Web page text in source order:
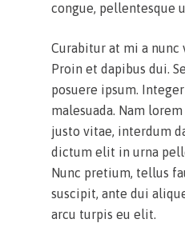
congue, pellentesque
Curabitur at mi a nunc
Proin et dapibus dui.
posuere ipsum.
malesuada. Nam
justo vitae, interdum
dictum elit in urna
Nunc pretium, tellus
suscipit, ante dui
arcu turpis eu elit.